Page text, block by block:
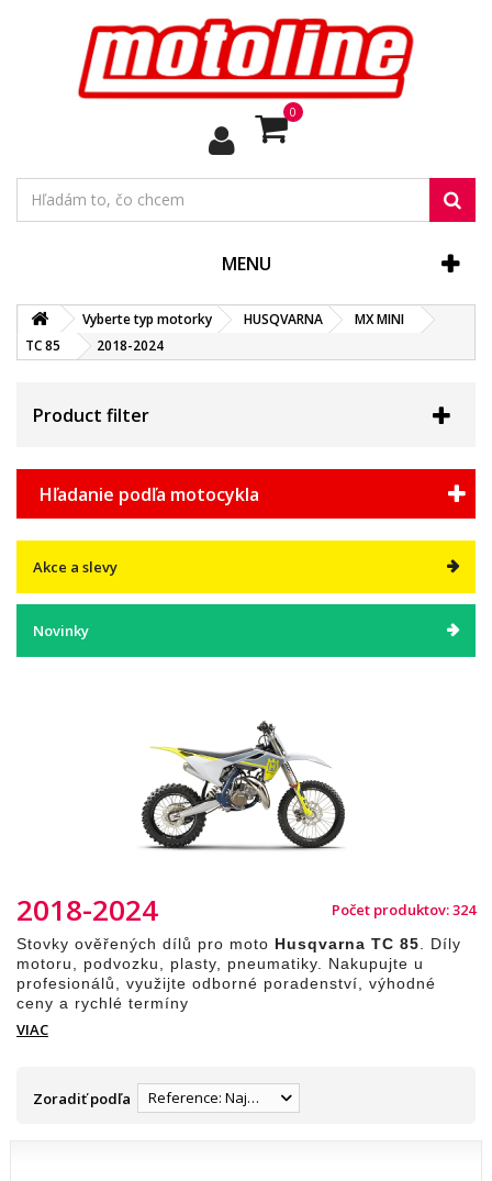
0
MENU
Vyberte typ motorky HUSQVARNA
MX MINI
TC 85
2018-2024
Product filter
Hľadanie podľa motocykla
Akce a slevy
Novinky
2018-2024 Počet produktov: 324
Stovky ověřených dílů pro moto Husqvarna TC 85 . Díly
motoru, podvozku, plasty, pneumatiky. Nakupujte u
profesionálů, využijte odborné poradenství, výhodné
ceny a rychlé termíny
VIAC
Zoradiť podľa Reference: Najnižšia